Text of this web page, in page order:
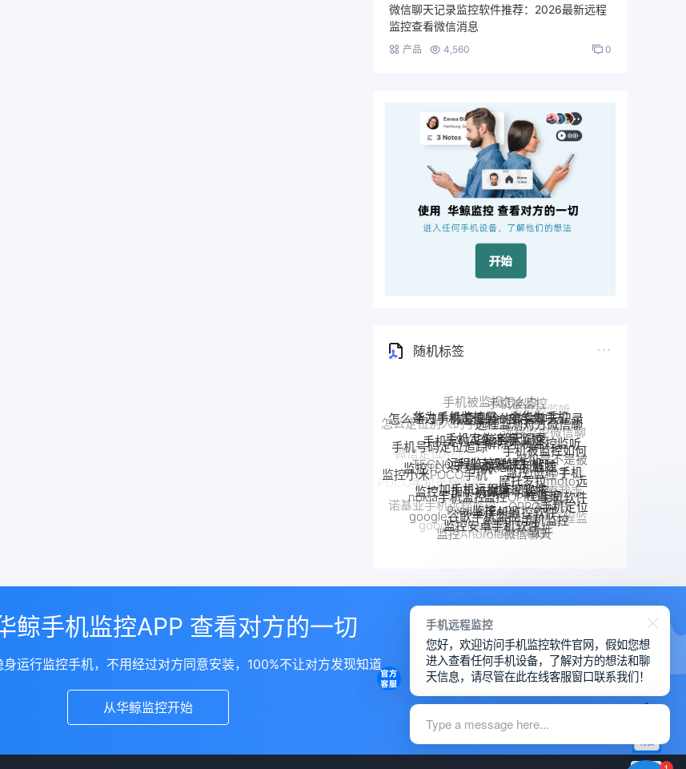
微信聊天记录监控软件推荐：2026最新远程
监控查看微信消息
产品 4,560 0
随机标签
怎么通过手机定位另一部手机
华为手机监控另一个华为手机
恢复删除的微信聊天记录
远程监测对方微信聊
天记录
远程监控微信聊
天记录
微信定位APP
手机号码定位追踪
手机定位app
手机定位追踪
华鲸手机监控
解除手机监控监听
手机被监控如何
解除
手机是不是被
监控了
手机被别人监控
了怎么解除
POCO手机远程监控
监控小米POCO手机
监控TECNO手机
TECNO手机远程监控
远程监控联想手机
联想手机监控
监控moto手机
摩托罗拉moto远
程监控
监控真我手
机软件
真我手机远程监控
别人手机
魅族手机监控
诺基亚手机远程监控
nokia手机监控
监控一加手机微信
一加手机远程监控软件
一加手机监控
监控OPPO手机软件
OPPO手机定位
OPPO手机远程监
控
手机窃听
VIVO远程监控软件
VIVO手机监控
google Pixel监控
google谷歌手机监控
Pixel监控APP
Pixel手机监控软件
google手机监控
Android软件
监控Android微信聊天
监控安卓手机软件
鲸手机监控APP 查看对方的一切
运行监控手机，不用经过对方同意安装，100%不让对方发现知道
从华鲸监控开始
手机远程监控
您好，欢迎访问手机监控软件官网，假如您想
进入查看任何手机设备，了解对方的想法和聊
天信息，请尽管在此在线客服窗口联系我们！
Type a message here...